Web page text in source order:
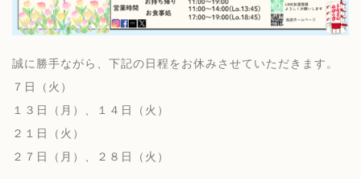
誠に勝手ながら、下記の日程をお休みさせていただきます。
７日（火）
１３日（月）、１４日（火）
２１日（火）
２７日（月）、２８日（火）